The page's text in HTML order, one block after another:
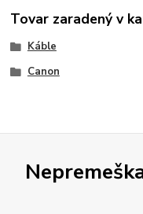
Tovar zaradený v
Káble
Canon